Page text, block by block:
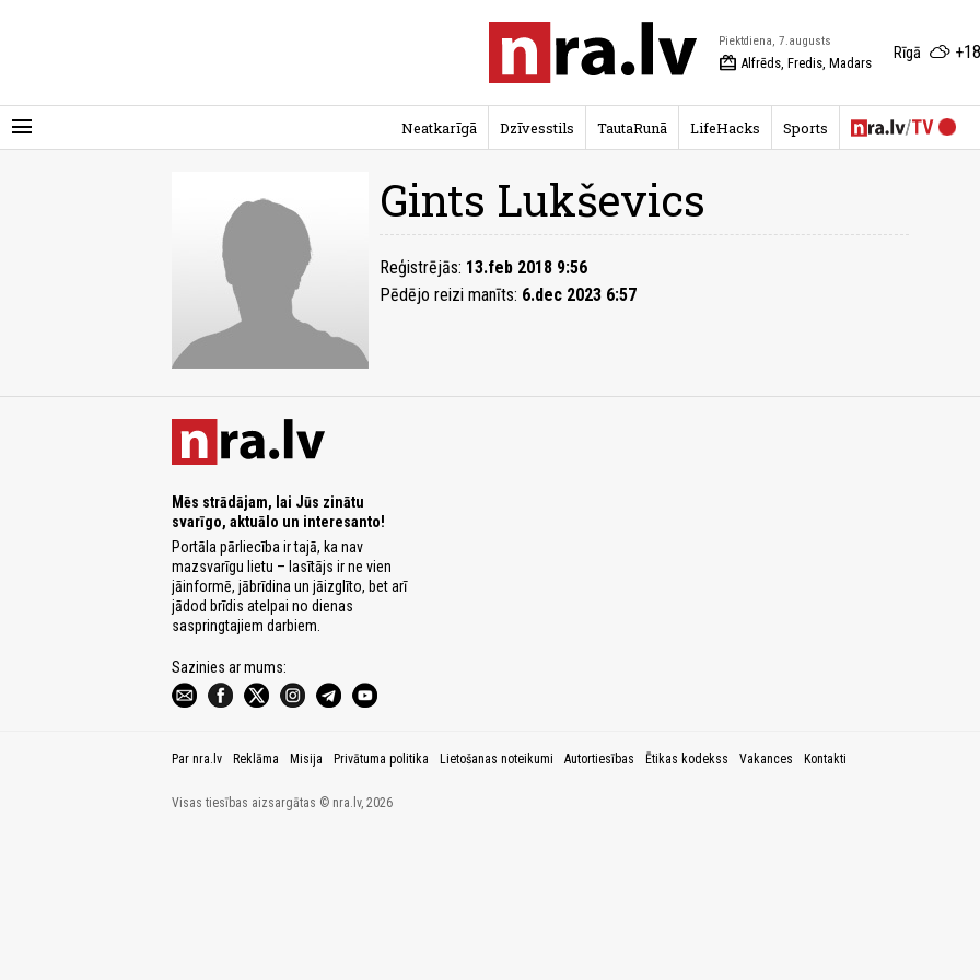
menu
Piektdiena, 7.augusts
redeem Alfrēds, Fredis, Madars
Rīgā
Neatkarīgā Dzīvesstils TautaRunā LifeHacks Sports
Gints Lukševics
Reģistrējās: 13.feb 2018 9:56
Pēdējo reizi manīts: 6.dec 2023 6:57
Mēs strādājam, lai Jūs zinātu
svarīgo, aktuālo un interesanto!
Portāla pārliecība ir tajā, ka nav
mazsvarīgu lietu – lasītājs ir ne vien
jāinformē, jābrīdina un jāizglīto, bet arī
jādod brīdis atelpai no dienas
saspringtajiem darbiem.
Sazinies ar mums:
Par nra.lv Reklāma Misija Privātuma politika Lietošanas noteikumi Autortiesības Ētikas kodekss Vakances Kontakti
Visas tiesības aizsargātas © nra.lv, 2026